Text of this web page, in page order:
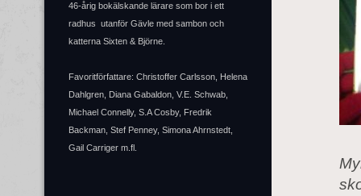
46-årig bokälskande lärare som bor i ett
radhus utanför Gävle med sambon och
katterna Sixten & Björne.
Favoritförfattare: Christoffer Carlsson, Helena
Dahlgren, Diana Gabaldon, V.E. Schwab,
Michael Connelly, S.A Cosby, Fredrik
Backman, Stef Penney, Simona Ahrnstedt,
Gail Carriger m.fl.